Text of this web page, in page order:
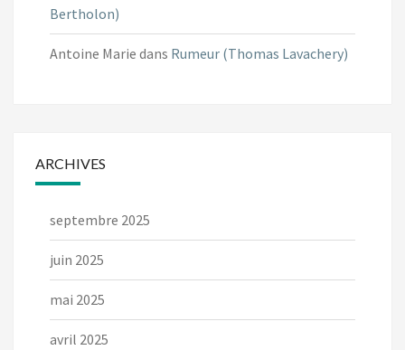
Bertholon)
Antoine Marie dans Rumeur (Thomas Lavachery)
ARCHIVES
septembre 2025
juin 2025
mai 2025
avril 2025